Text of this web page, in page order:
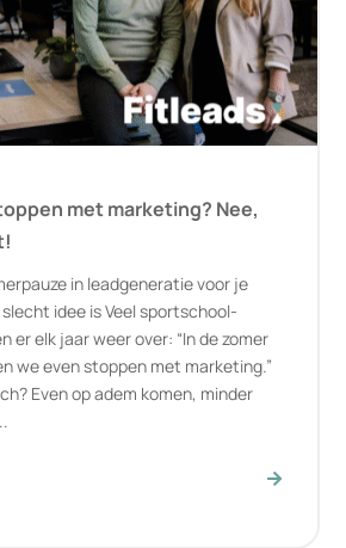
met marketing? Nee,
in leadgeneratie voor je
idee is Veel sportschool-
er elk jaar weer over: “In de zomer
we even stoppen met marketing.”
Even op adem komen, minder